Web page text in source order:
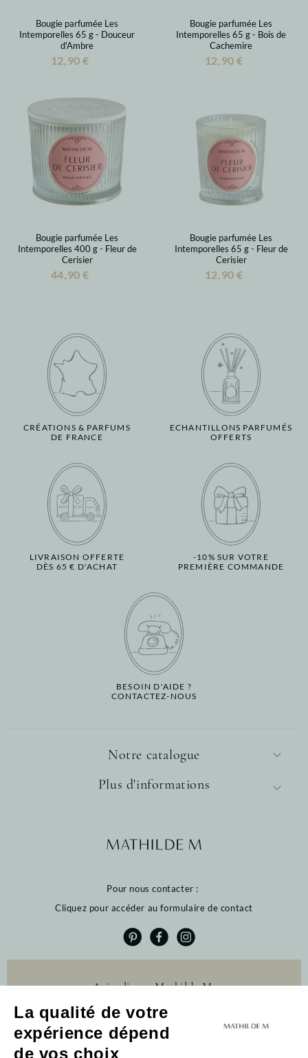
La qualité de votre
expérience dépend
de vos choix
Bougie parfumée Les
Intemporelles 65 g - Douceur
d'Ambre
12,90 €
Bougie parfumée Les
Intemporelles 65 g - Bois de
Cachemire
12,90 €
Bougie parfumée Les
Intemporelles 400 g - Fleur de
Cerisier
44,90 €
Bougie parfumée Les
Intemporelles 65 g - Fleur de
Cerisier
12,90 €
CRÉATIONS & PARFUMS
DE FRANCE
ECHANTILLONS PARFUMÉS
OFFERTS
LIVRAISON OFFERTE
DÈS 65 € D'ACHAT
-10% SUR VOTRE
PREMIÈRE COMMANDE
BESOIN D'AIDE ?
CONTACTEZ-NOUS
Notre catalogue
Pour nous contacter :
Cliquez pour accéder au formulaire de contact
Plus d'informations
Avis clients Mathilde M.
384 avis